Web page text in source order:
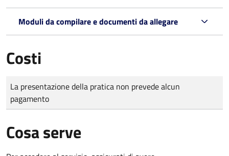
Moduli da compilare e documenti da allegare
Costi
Tipo di pagamento
Importo
La presentazione della pratica non prevede alcun
pagamento
Cosa serve